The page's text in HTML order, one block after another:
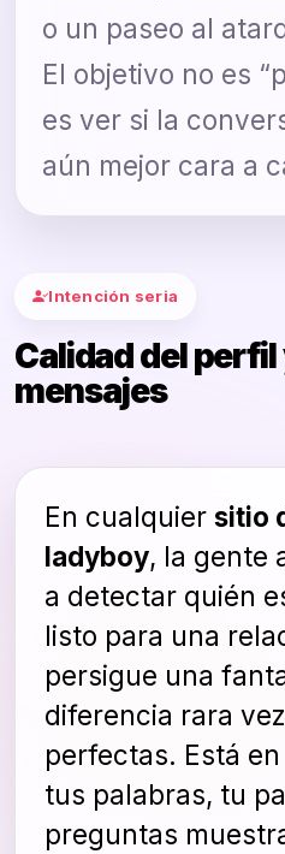
o un paseo al
El objetivo no es
es ver si la
aún mejor cara a
Intención seria
Calidad del perfil
mensajes
En cualquier sitio
ladyboy, la gente
a detectar quién
listo para una
persigue una
diferencia rara
perfectas. Está
tus palabras, tu
preguntas